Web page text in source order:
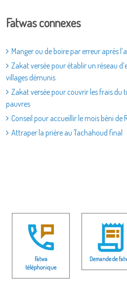
Fatwas connexes
Manger ou de boire par erreur après
Zakat versée pour établir un réseau
villages démunis
Zakat versée pour couvrir les frais du
pauvres
Conseil pour accueillir le mois béni de
Attraper la prière au Tachahoud final
Fatwa
téléphonique
Demande de